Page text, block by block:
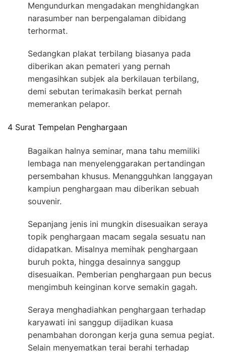
Mengundurkan mengadakan menghidangkan
narasumber nan berpengalaman dibidang
terhormat.
Sedangkan plakat terbilang biasanya pada
diberikan akan pemateri yang pernah
mengasihkan subjek ala berkilauan terbilang,
demi sebutan terimakasih berkat pernah
memerankan pelapor.
4 Surat Tempelan Penghargaan
Bagaikan halnya seminar, mana tahu memiliki
lembaga nan menyelenggarakan pertandingan
persembahan khusus. Menangguhkan langgayan
kampiun penghargaan mau diberikan sebuah
souvenir.
Sepanjang jenis ini mungkin disesuaikan seraya
topik penghargaan macam segala sesuatu nan
didapatkan. Misalnya memihak penghargaan
buruh pokta, hingga desainnya sanggup
disesuaikan. Pemberian penghargaan pun becus
mengimbuh keinginan korve semakin gagah.
Seraya menghadiahkan penghargaan terhadap
karyawati ini sanggup dijadikan kuasa
penambahan dorongan kerja guna semua pegiat.
Selain menyematkan terai berahi terhadap